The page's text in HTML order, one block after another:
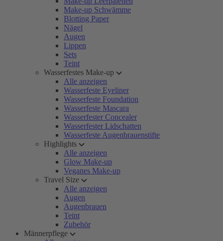
Make-up Schwämme
Blotting Paper
Nägel
Augen
Lippen
Sets
Teint
Wasserfestes Make-up
Alle anzeigen
Wasserfeste Eyeliner
Wasserfeste Foundation
Wasserfeste Mascara
Wasserfester Concealer
Wasserfester Lidschatten
Wasserfeste Augenbrauenstifte
Highlights
Alle anzeigen
Glow Make-up
Veganes Make-up
Travel Size
Alle anzeigen
Augen
Augenbrauen
Teint
Zubehör
Männerpflege